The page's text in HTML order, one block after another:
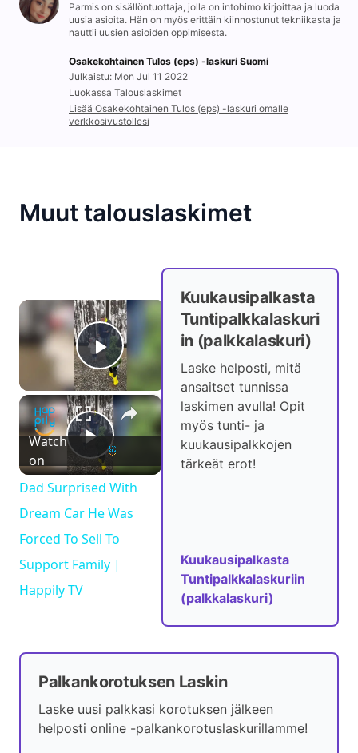
Parmis on sisällöntuottaja, jolla on intohimo kirjoittaa ja luoda
uusia asioita. Hän on myös erittäin kiinnostunut tekniikasta ja
nauttii uusien asioiden oppimisesta.
Osakekohtainen Tulos (eps) -laskuri Suomi
Julkaistu: Mon Jul 11 2022
Luokassa Talouslaskimet
Lisää Osakekohtainen Tulos (eps) -laskuri omalle
verkkosivustollesi
Muut talouslaskimet
Play Video
Now Playing
×
P
l
a
V
Dad Surprised With Dream Car He Was
Watch
on
Dad Surprised With
Dream Car He Was
Forced To Sell To
Support Family |
Happily TV
Kuukausipalkasta
Tuntipalkkalaskuri
in (palkkalaskuri)
Laske helposti, mitä
ansaitset tunnissa
laskimen avulla! Opit
myös tunti- ja
kuukausipalkkojen
tärkeät erot!
Kuukausipalkasta
Tuntipalkkalaskuriin
(palkkalaskuri)
Palkankorotuksen Laskin
Laske uusi palkkasi korotuksen jälkeen
helposti online -palkankorotuslaskurillamme!